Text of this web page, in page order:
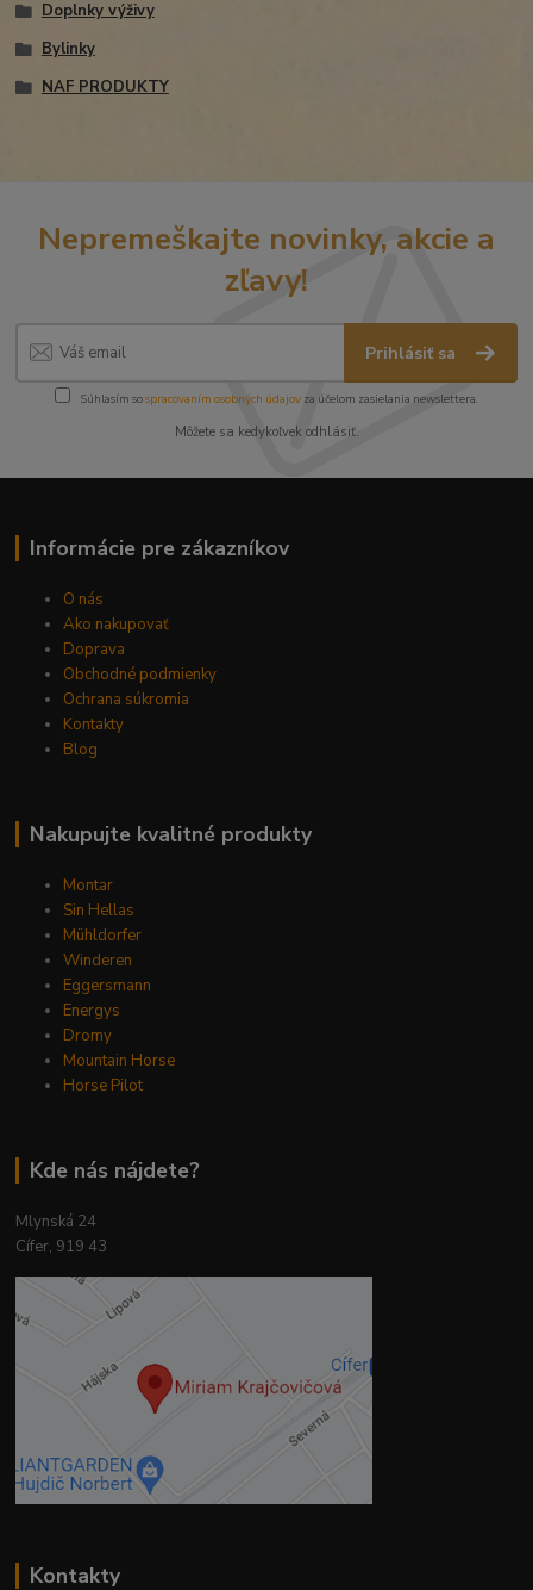
Doplnky výživy
Bylinky
NAF PRODUKTY
Nepremeškajte novinky, akcie a
zľavy!
Prihlásiť sa
Súhlasím sospracovaním osobných údajov za účelom zasielania newslettera.
Môžete sa kedykoľvek odhlásiť.
Informácie pre zákazníkov
O nás
Ako nakupovať
Doprava
Obchodné podmienky
Ochrana súkromia
Kontakty
Blog
Nakupujte kvalitné produkty
Montar
Sin Hellas
Mühldorfer
Winderen
Eggersmann
Energys
Dromy
Mountain Horse
Horse Pilot
Kde nás nájdete?
Mlynská 24
Cífer, 919 43
Kontakty